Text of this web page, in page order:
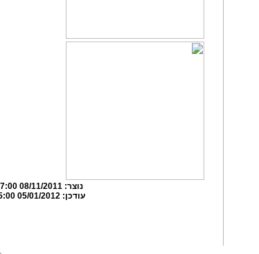
נוצר:08/11/2011 13:07:00
עודכן:05/01/2012 23:55:00